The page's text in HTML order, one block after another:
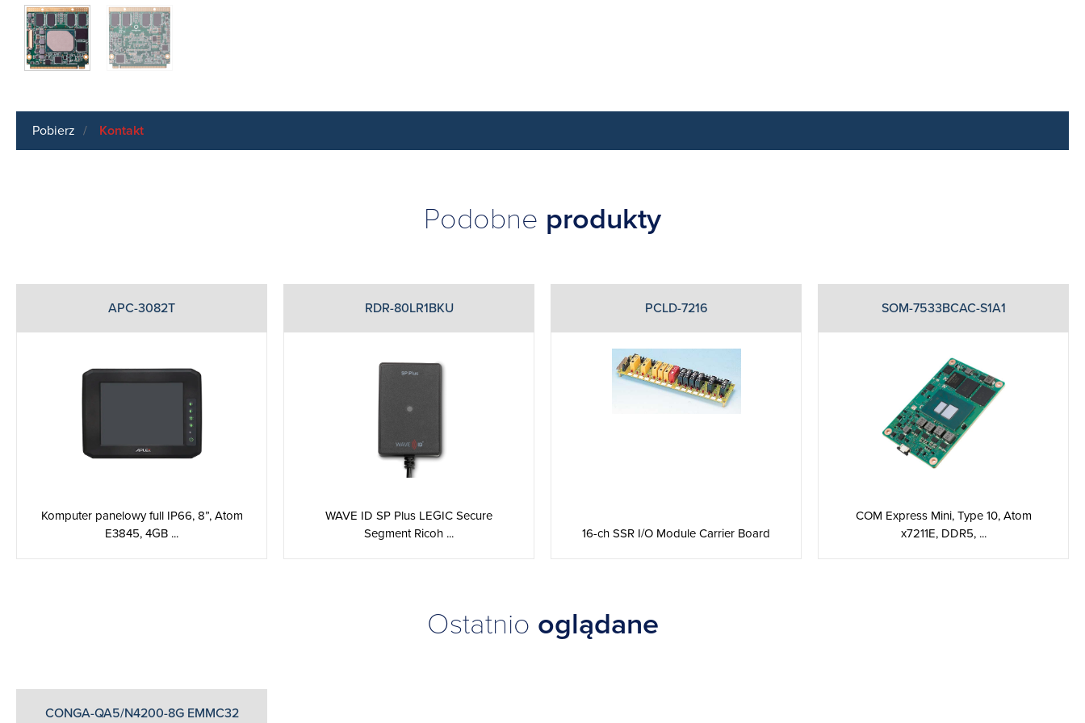
Pobierz Kontakt
Podobne produkty
APC-3082T
Komputer panelowy full IP66, 8”, Atom
E3845, 4GB ...
RDR-80LR1BKU
WAVE ID SP Plus LEGIC Secure
Segment Ricoh ...
PCLD-7216
16-ch SSR I/O Module Carrier Board
SOM-7533BCAC-S1A1
COM Express Mini, Type 10, Atom
x7211E, DDR5, ...
Ostatnio oglądane
CONGA-QA5/N4200-8G EMMC32